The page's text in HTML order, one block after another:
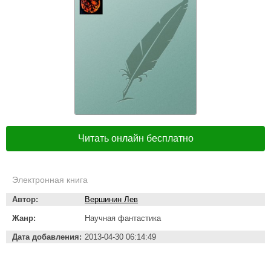
Читать онлайн бесплатно
Электронная книга
Автор: Вершинин Лев
Жанр: Научная фантастика
Дата добавления: 2013-04-30 06:14:49